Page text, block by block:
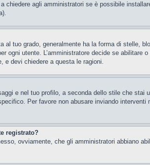
chiedere agli amministratori se è possibile
tuo grado, generalmente ha la forma di stelle,
utente. L’amministratore decide se abilitare
e devi chiedere a questa le ragioni.
e nel tuo profilo, a seconda dello stile che stai
Per favore non abusare inviando
registrato?
ovviamente, che gli amministratori abbiano